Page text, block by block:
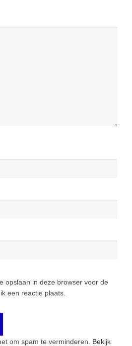
opslaan in deze browser voor de
een reactie plaats.
om spam te verminderen. Bekijk